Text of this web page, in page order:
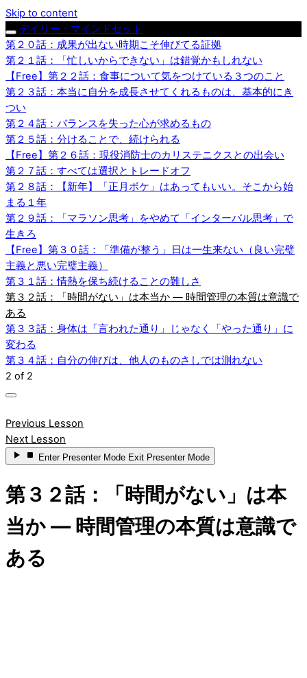
Skip to content
デイリー・マインドセット
第２０話：成果が出ない時期こそ伸びてる証拠
第２１話：「忙しいからできない」は錯覚かもしれない
【Free】第２２話：食事について気をつけている３つのこと
第２３話：本当に自分を成長させてくれるものは、基本的にき
つい
第２４話：バランスを失った心が求めるもの
第２５話：分けることで、続けられる
【Free】第２６話：現役消防士のカリステニクスとの出会い
第２７話：すべては選択とトレードオフ
第２８話：【新年】「正月ボケ」はあってもいい。そこから始
まる１年
第２９話：「マラソン思考」をやめて「インターバル思考」で
生きろ
【Free】第３０話：「準備が整う」日は一生来ない（良い完璧
主義と悪い完璧主義）
第３１話：情熱を保ち続けることの難しさ
第３２話：「時間がない」は本当か — 時間管理の本質は意識で
ある
第３３話：身体は「言われた通り」じゃなく「やった通り」に
変わる
第３４話：自分の伸びは、他人のものさしでは測れない
2 of 2
Previous Lesson
Next Lesson
Enter Presenter Mode Exit Presenter Mode
第３２話：「時間がない」は本
当か — 時間管理の本質は意識で
ある